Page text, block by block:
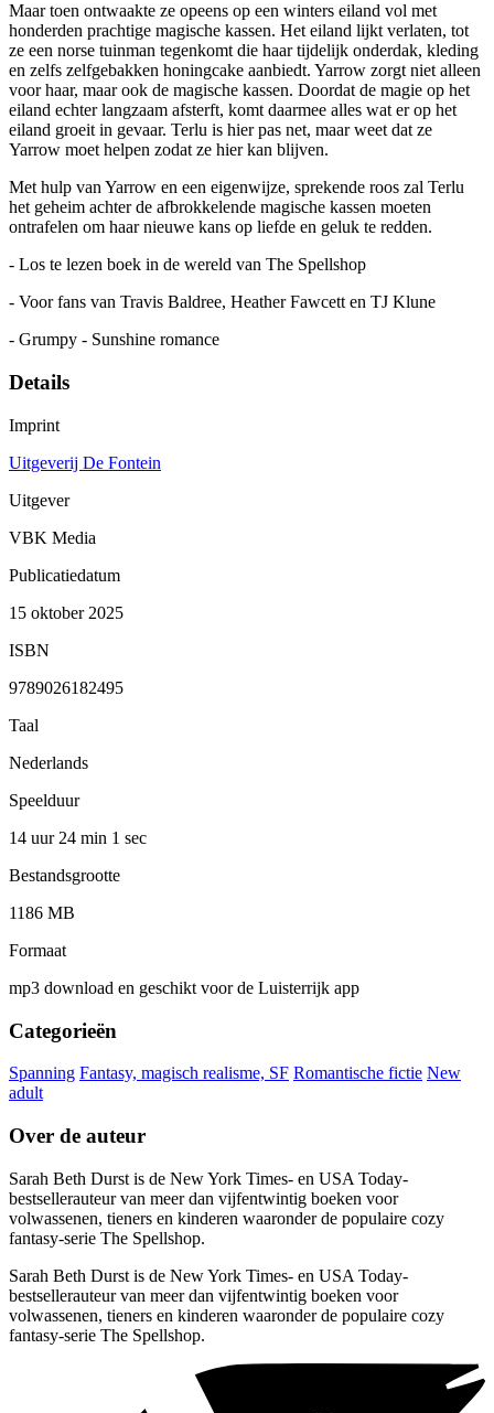
Maar toen ontwaakte ze opeens op een winters eiland vol met
honderden prachtige magische kassen. Het eiland lijkt verlaten, tot
ze een norse tuinman tegenkomt die haar tijdelijk onderdak, kleding
en zelfs zelfgebakken honingcake aanbiedt. Yarrow zorgt niet alleen
voor haar, maar ook de magische kassen. Doordat de magie op het
eiland echter langzaam afsterft, komt daarmee alles wat er op het
eiland groeit in gevaar. Terlu is hier pas net, maar weet dat ze
Yarrow moet helpen zodat ze hier kan blijven.
Met hulp van Yarrow en een eigenwijze, sprekende roos zal Terlu
het geheim achter de afbrokkelende magische kassen moeten
ontrafelen om haar nieuwe kans op liefde en geluk te redden.
- Los te lezen boek in de wereld van The Spellshop
- Voor fans van Travis Baldree, Heather Fawcett en TJ Klune
- Grumpy - Sunshine romance
Details
Imprint
Uitgeverij De Fontein
Uitgever
VBK Media
Publicatiedatum
15 oktober 2025
ISBN
9789026182495
Taal
Nederlands
Speelduur
14 uur 24 min 1 sec
Bestandsgrootte
1186 MB
Formaat
mp3 download en geschikt voor de Luisterrijk app
Categorieën
Spanning Fantasy, magisch realisme, SF Romantische fictie New
adult
Over de auteur
Sarah Beth Durst is de New York Times- en USA Today-
bestsellerauteur van meer dan vijfentwintig boeken voor
volwassenen, tieners en kinderen waaronder de populaire cozy
fantasy-serie The Spellshop.
Sarah Beth Durst is de New York Times- en USA Today-
bestsellerauteur van meer dan vijfentwintig boeken voor
volwassenen, tieners en kinderen waaronder de populaire cozy
fantasy-serie The Spellshop.